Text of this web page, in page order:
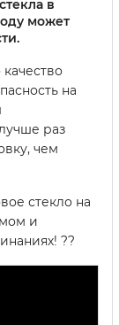
в
может
на
раз
чем
стекло на
и
??